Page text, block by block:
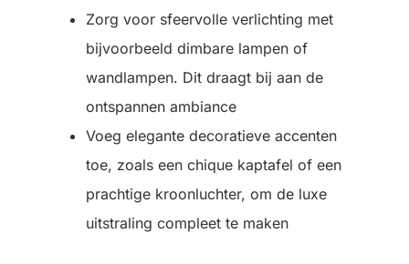
Zorg voor sfeervolle verlichting met
bijvoorbeeld dimbare lampen of
wandlampen. Dit draagt bij aan de
ontspannen ambiance
Voeg elegante decoratieve accenten
toe, zoals een chique kaptafel of een
prachtige kroonluchter, om de luxe
uitstraling compleet te maken